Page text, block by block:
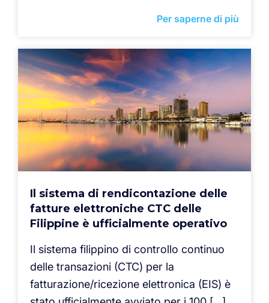
Per saperne di più
Il sistema di rendicontazione delle
fatture elettroniche CTC delle
Filippine è ufficialmente operativo
Il sistema filippino di controllo continuo
delle transazioni (CTC) per la
fatturazione/ricezione elettronica (EIS) è